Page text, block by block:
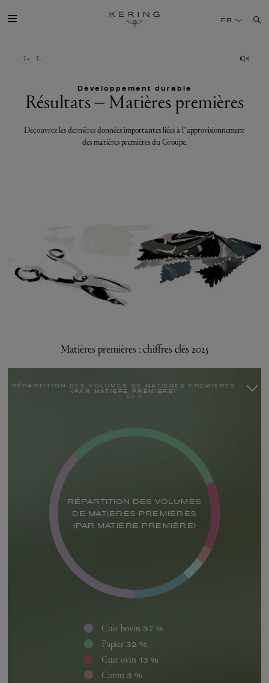
–
premières
MAISONS
TALENT
REJOIGNEZ-NOUS
FR
Développement durable
Résultats – Matières premières
Découvrez les dernières données importantes liées à l’approvisionnement
des matières premières du Groupe.
Matières premières : chiffres clés 2025
RÉPARTITION DES VOLUMES DE MATIÈRES PREMIÈRES
(PAR MATIÈRE PREMIÈRE)
En %
RÉPARTITION DES VOLUMES
DE MATIÈRES PREMIÈRES
(PAR MATIÈRE PREMIÈRE)
Cuir bovin 37 %
Papier 32 %
Cuir ovin 13 %
Coton 3 %